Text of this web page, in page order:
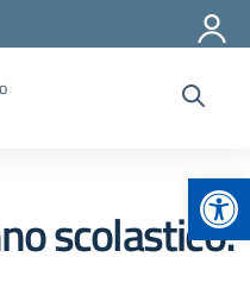
scolastico!